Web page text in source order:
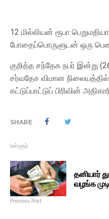
12 மில்லியன் ரூபா
போதைப்பொருளுடன் ஒரு
குறித்த சந்தேக நபர் இன்று
சர்வதேச விமான
கட்டுப்பாட்டுப் பிரிவின்
SHARE
உள்ளூர்
தனியார்
வழங்க
Previous Post